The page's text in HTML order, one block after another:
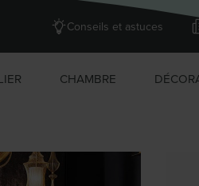
CHAMBRE
Conseils et astuces